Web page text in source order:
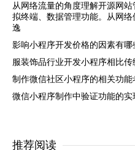
从网络流量的角度理解开源网
拟终端、数据管理功能。从网
逸
影响小程序开发价格的因素有哪
服装饰品行业开发小程序相比
制作微信社区小程序的相关功能
微信小程序制作中验证功能的实
推荐阅读